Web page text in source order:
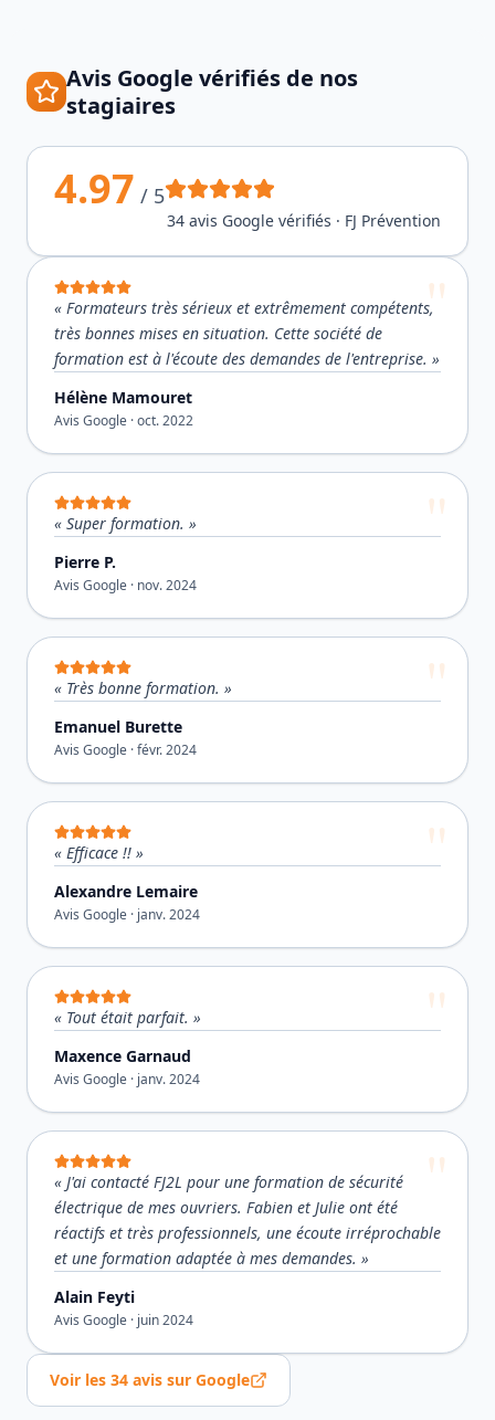
Avis Google vérifiés de nos
stagiaires
4.97 / 5
34 avis Google vérifiés · FJ Prévention
« Formateurs très sérieux et extrêmement compétents,
très bonnes mises en situation. Cette société de
formation est à l'écoute des demandes de l'entreprise. »
Hélène Mamouret
Avis Google ·oct. 2022
« Super formation. »
Pierre P.
Avis Google · nov. 2024
« Très bonne formation. »
Emanuel Burette
Avis Google ·févr. 2024
« Efficace !! »
Alexandre Lemaire
Avis Google · janv. 2024
« Tout était parfait. »
Maxence Garnaud
Avis Google · janv. 2024
« J'ai contacté FJ2L pour une formation de sécurité
électrique de mes ouvriers. Fabien et Julie ont été
réactifs et très professionnels, une écoute irréprochable
et une formation adaptée à mes demandes. »
Alain Feyti
Avis Google · juin 2024
Voir les 34 avis sur Google